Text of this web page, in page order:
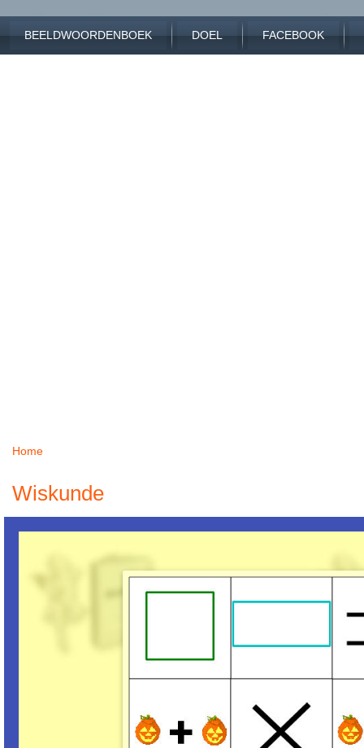
BEELDWOORDENBOEK DOEL FACEBOOK
U bent hier
Home
Wiskunde